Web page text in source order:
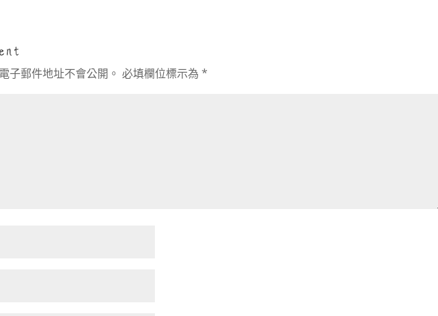
子郵件地址不會公開。 必填欄位標示為*